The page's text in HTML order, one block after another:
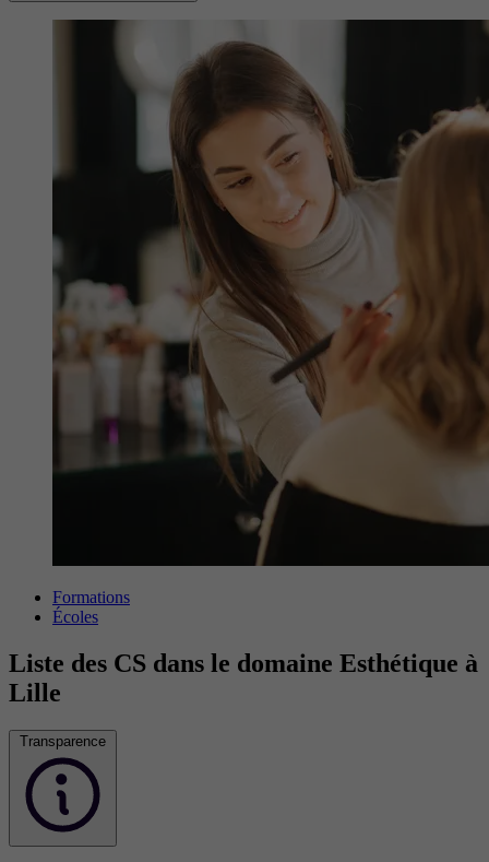
Formations
Écoles
Liste des CS dans le domaine Esthétique à
Lille
Transparence